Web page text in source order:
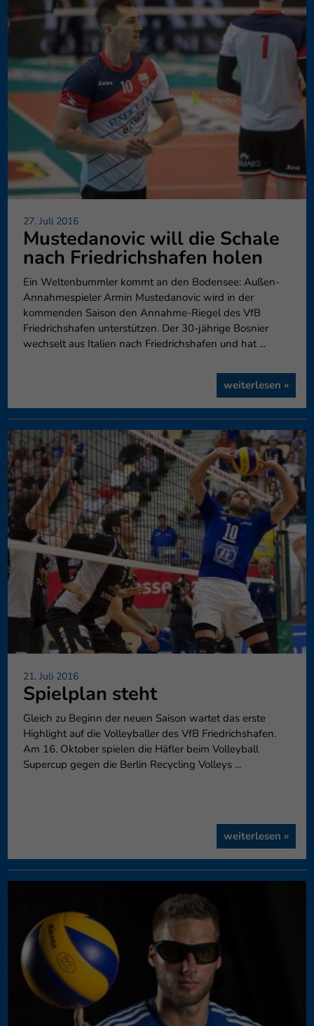
27. Juli 2016
Mustedanovic will die Schale
nach Friedrichshafen holen
Ein Weltenbummler kommt an den Bodensee: Außen-
Annahmespieler Armin Mustedanovic wird in der
kommenden Saison den Annahme-Riegel des VfB
Friedrichshafen unterstützen. Der 30-jährige Bosnier
wechselt aus Italien nach Friedrichshafen und hat ...
weiterlesen »
21. Juli 2016
Spielplan steht
Gleich zu Beginn der neuen Saison wartet das erste
Highlight auf die Volleyballer des VfB Friedrichshafen.
Am 16. Oktober spielen die Häfler beim Volleyball
Supercup gegen die Berlin Recycling Volleys ...
weiterlesen »